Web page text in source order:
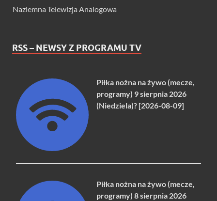
Naziemna Telewizja Analogowa
RSS – NEWSY Z PROGRAMU TV
Piłka nożna na żywo (mecze,
programy) 9 sierpnia 2026
(Niedziela)? [2026-08-09]
Piłka nożna na żywo (mecze,
programy) 8 sierpnia 2026